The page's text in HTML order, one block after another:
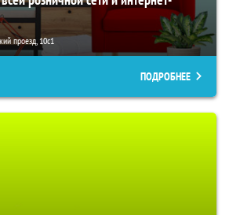
проезд, 10с1
ПОДРОБНЕЕ